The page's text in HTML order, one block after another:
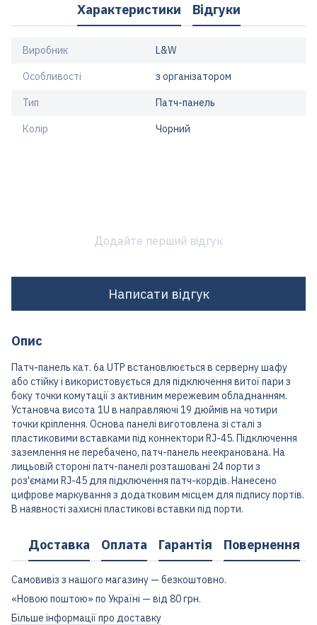
Характеристики Відгуки
Виробник L&W
Особливості з організатором
Тип Патч-панель
Колір Чорний
Додайте перший відгук
Написати відгук
Опис
Патч-панель кат. 6а UTP встановлюється в серверну шафу
або стійку і використовується для підключення витої пари з
боку точки комутації з активним мережевим обладнанням.
Установча висота 1U в направляючі 19 дюймів на чотири
точки кріплення. Основа панелі виготовлена зі сталі з
пластиковими вставками під коннектори RJ-45. Підключення
заземлення не перебачено, патч-панель неекранована. На
лицьовій стороні патч-панелі розташовані 24 порти з
роз'ємами RJ-45 для підключення патч-кордів. Нанесено
цифрове маркування з додатковим місцем для підпису портів.
В наявності захисні пластикові вставки під порти.
Доставка Оплата Гарантія Повернення
Самовивіз з нашого магазину — безкоштовно.
«Новою поштою» по Україні — від 80 грн.
Більше інформації про доставку